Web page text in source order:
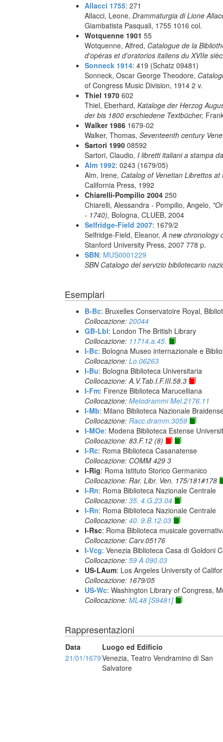
Allacci 1755: 271
Allacci, Leone, Drammaturgia di Lione
Giambatista Pasquali, 1755 1016 col.
Wotquenne 1901 55
Wotquenne, Alfred, Catalogue de la
d'opéras et d'oratorios italiens du XVIIe
Sonneck 1914: 419 (Schatz 09481)
Sonneck, Oscar George Theodore,
of Congress Music Division, 1914 2 v.
Thiel 1970 602
Thiel, Eberhard, Kataloge der Herzog
der bis 1800 erschiedene Textbücher,
Walker 1986 1679-02
Walker, Thomas, Seventeenth century
Sartori 1990 08592
Sartori, Claudio, I libretti italiani a stampa
Alm 1992: 0243 (1679/05)
Alm, Irene, Catalog of Venetian Librettos
California Press, 1992
Chiarelli-Pompilio 2004 250
Chiarelli, Alessandra - Pompilio, Angelo,
- 1740), Bologna, CLUEB, 2004
Selfridge-Field 2007: 1679/2
Selfridge-Field, Eleanor,A new chronology
Stanford University Press, 2007 778 p.
SBN: MUS0001229
SBN Catalogo del servizio bibliotecario
Esemplari
B-Bc: Bruxelles Conservatoire Royal,
Collocazione: 20044
GB-Lbl: London The British Library
Collocazione: 11714.a.45.
I-Bc: Bologna Museo internazionale e
Collocazione: Lo.06263
I-Bu: Bologna Biblioteca Universitaria
Collocazione: A.V.Tab.I.F.III.58.3
I-Fm: Firenze Biblioteca Marucelliana
Collocazione: Melodrammi Mel.2176.11
I-Mb: Milano Biblioteca Nazionale
Collocazione: Racc.dramm.3059
I-MOe: Modena Biblioteca Estense
Collocazione: 83.F.12 (8)
I-Rc: Roma Biblioteca Casanatense
Collocazione: COMM 429 3
I-Rig: Roma Istituto Storico Germanico
Collocazione: Rar. Libr. Ven. 175/181#178
I-Rn: Roma Biblioteca Nazionale Centrale
Collocazione: 35. 4.G.23.04
I-Rn: Roma Biblioteca Nazionale Centrale
Collocazione: 40. 9.B.12.03
I-Rsc: Roma Biblioteca musicale
Collocazione: Carv.05176
I-Vcg: Venezia Biblioteca Casa di Goldoni
Collocazione: 59 A 090.03
US-LAum: Los Angeles University of
Collocazione: 1679/05
US-Wc: Washington Library of Congress,
Collocazione: ML48 [S9481]
Rappresentazioni
Data
Luogo ed Edificio
21/01/1679Venezia, Teatro Vendramino di San
Salvatore